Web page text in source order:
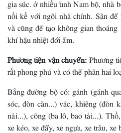
nối kề với ngôi nhà chính. Sân
và cũng để tạo không gian
khí hậu nhiệt đới ẩm.
Phương tiện vận chuyển:Phương
rất phong phú và có thể phân hai
Bằng đường bộ có: gánh (gánh
sóc, đòn càn...) vác, khiêng (đòn
nải...), cõng (ba lô, bao tải...).
xe kéo, xe đẩy, xe ngựa, xe trâu, xe